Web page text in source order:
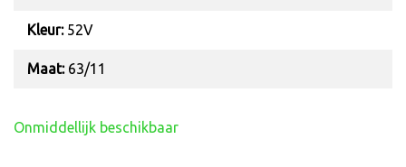
Kleur:52V
Maat:63/11
Onmiddellijk beschikbaar